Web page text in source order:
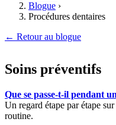
Blogue ›
Procédures dentaires
← Retour au blogue
Soins préventifs
Que se passe-t-il pendant
Un regard étape par étape
routine.